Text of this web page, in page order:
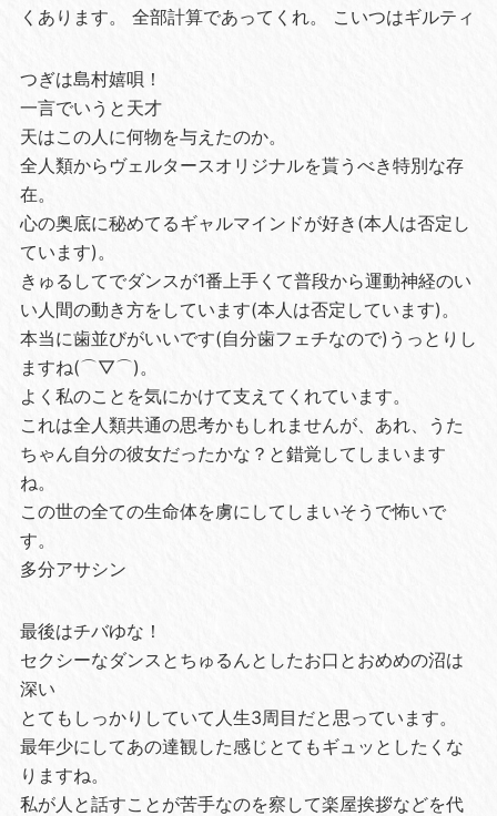
くあります。 全部計算であってくれ。 こいつはギルティ
つぎは島村嬉唄！
一言でいうと天才
天はこの人に何物を与えたのか。
全人類からヴェルタースオリジナルを貰うべき特別な存
在。
心の奥底に秘めてるギャルマインドが好き(本人は否定し
ています)。
きゅるしてでダンスが1番上手くて普段から運動神経のい
い人間の動き方をしています(本人は否定しています)。
本当に歯並びがいいです(自分歯フェチなので)うっとりし
ますね(⌒▽⌒)。
よく私のことを気にかけて支えてくれています。
これは全人類共通の思考かもしれませんが、あれ、うた
ちゃん自分の彼女だったかな？と錯覚してしまいます
ね。
この世の全ての生命体を虜にしてしまいそうで怖いで
す。
多分アサシン
最後はチバゆな！
セクシーなダンスとちゅるんとしたお口とおめめの沼は
深い
とてもしっかりしていて人生3周目だと思っています。
最年少にしてあの達観した感じとてもギュッとしたくな
りますね。
私が人と話すことが苦手なのを察して楽屋挨拶などを代